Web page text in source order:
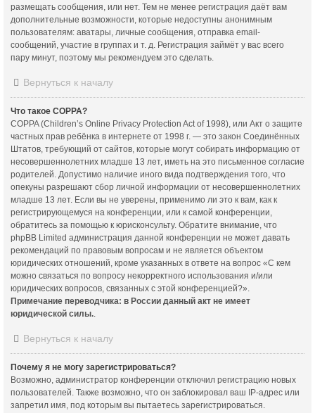
размещать сообщения, или нет. Тем не менее регистрация даёт вам
дополнительные возможности, которые недоступны анонимным
пользователям: аватары, личные сообщения, отправка email-
сообщений, участие в группах и т. д. Регистрация займёт у вас всего
пару минут, поэтому мы рекомендуем это сделать.
Вернуться к началу
Что такое COPPA?
COPPA (Children’s Online Privacy Protection Act of 1998), или Акт о защите
частных прав ребёнка в интернете от 1998 г. — это закон Соединённых
Штатов, требующий от сайтов, которые могут собирать информацию от
несовершеннолетних младше 13 лет, иметь на это письменное согласие
родителей. Допустимо наличие иного вида подтверждения того, что
опекуны разрешают сбор личной информации от несовершеннолетних
младше 13 лет. Если вы не уверены, применимо ли это к вам, как к
регистрирующемуся на конференции, или к самой конференции,
обратитесь за помощью к юрисконсульту. Обратите внимание, что
phpBB Limited администрация данной конференции не может давать
рекомендаций по правовым вопросам и не является объектом
юридических отношений, кроме указанных в ответе на вопрос «С кем
можно связаться по вопросу некорректного использования и/или
юридических вопросов, связанных с этой конференцией?».
Примечание переводчика: в России данный акт не имеет
юридической силы.
Вернуться к началу
Почему я не могу зарегистрироваться?
Возможно, администратор конференции отключил регистрацию новых
пользователей. Также возможно, что он заблокировал ваш IP-адрес или
запретил имя, под которым вы пытаетесь зарегистрироваться.